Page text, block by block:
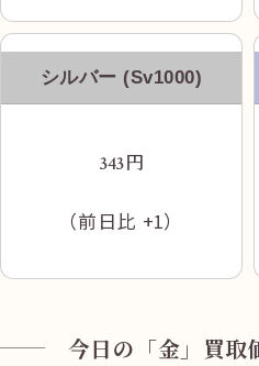
左側に立ち飲み
シルバー (Sv1000)
343円
（前日比 +1）
今日の「金」買取